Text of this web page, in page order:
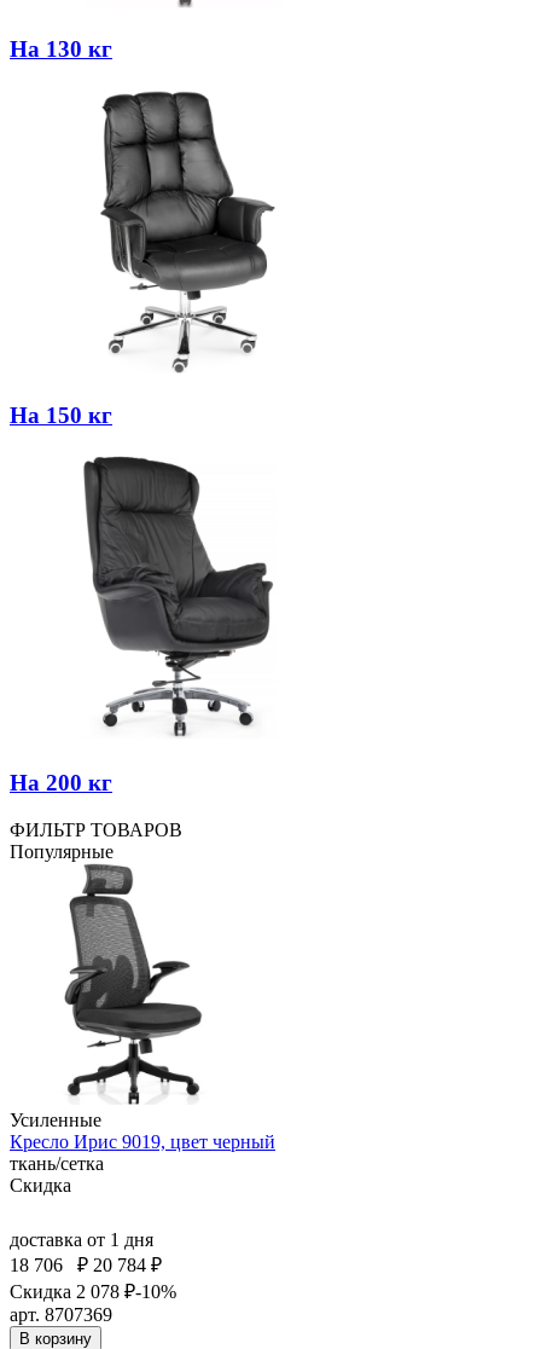
На 130 кг
На 150 кг
На 200 кг
ФИЛЬТР ТОВАРОВ
Популярные
Усиленные
Кресло Ирис 9019, цвет черный
ткань/сетка
Скидка
доставка от 1 дня
18 706
₽ 20 784 ₽
Скидка 2 078 ₽-10%
арт. 8707369
В корзину